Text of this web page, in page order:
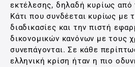
εκτέλεσης, δηλαδή κυρίως από
Κάτι που συνδέεται κυρίως με
διαδικασίες και την πιστή
δικονομικών κανόνων με τους
συνεπάγονται. Σε κάθε
ελληνική κρίση ήταν η πιο